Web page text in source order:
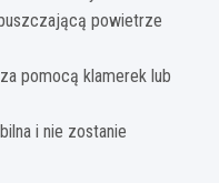
powietrze
pomocą klamerek lub
i nie zostanie